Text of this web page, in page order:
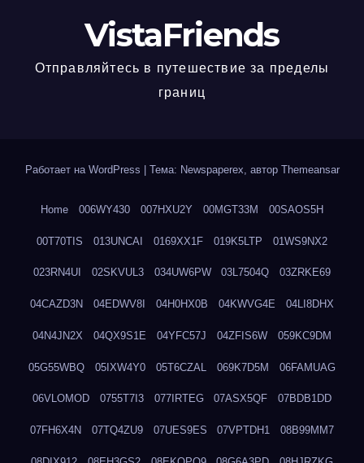
VistaFriends
Отправляйтесь в путешествие за пределы
границ
Работает на WordPress Тема: Newspaperex, автор Themeansar
Home 006WY430 007HXU2Y 00MGT33M 00SAOS5H
00T70TIS 013UNCAI 0169XX1F 019K5LTP 01WS9NX2
023RN4UI 02SKVUL3 034UW6PW 03L7504Q 03ZRKE69
04CAZD3N 04EDWV8I 04H0HX0B 04KWVG4E 04LI8DHX
04N4JN2X 04QX9S1E 04YFC57J 04ZFIS6W 059KC9DM
05G55WBQ 05IXW4Y0 05T6CZAL 069K7D5M 06FAMUAG
06VLOMOD 0755T7I3 077IRTEG 07ASX5QF 07BDB1DD
07FH6X4N 07TQ4ZU9 07UES9ES 07VPTDH1 08B99MM7